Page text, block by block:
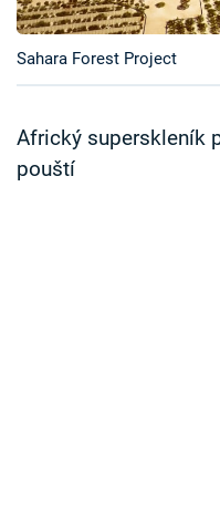
Sledujte prima+
Sledujte nás
Sahara Forest Project
Africký superskleník
pouští